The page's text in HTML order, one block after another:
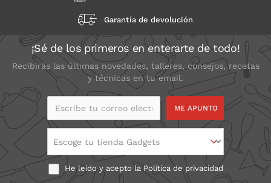
Garantía de devolución
¡Sé de los primeros en enterarte de todo!
Recibirás las últimas novedades, talleres, consejos, recetas
y técnicas en tu email.
Escribe tu correo
Escoge tu tienda Gadgets
He leído y acepto laPolítica de privacidad